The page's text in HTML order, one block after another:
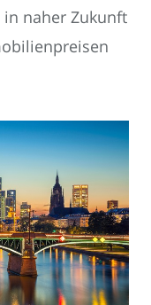
naher Zukunft